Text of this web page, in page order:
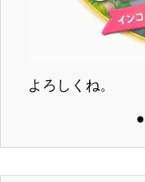
よろしくね。
●